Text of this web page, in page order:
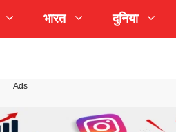
भारत दुनिया
Ads